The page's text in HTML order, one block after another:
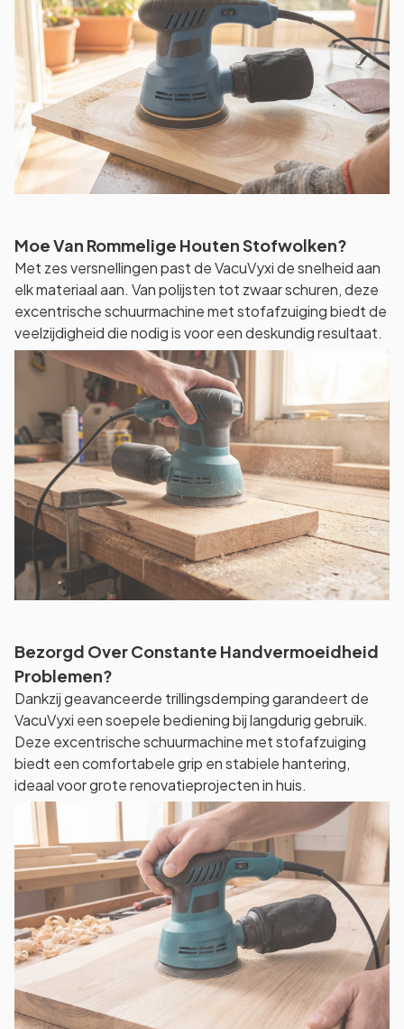
Moe Van Rommelige Houten Stofwolken?
Met zes versnellingen past de VacuVyxi de snelheid aan
elk materiaal aan. Van polijsten tot zwaar schuren, deze
excentrische schuurmachine met stofafzuiging biedt de
veelzijdigheid die nodig is voor een deskundig resultaat.
Bezorgd Over Constante Handvermoeidheid
Problemen?
Dankzij geavanceerde trillingsdemping garandeert de
VacuVyxi een soepele bediening bij langdurig gebruik.
Deze excentrische schuurmachine met stofafzuiging
biedt een comfortabele grip en stabiele hantering,
ideaal voor grote renovatieprojecten in huis.